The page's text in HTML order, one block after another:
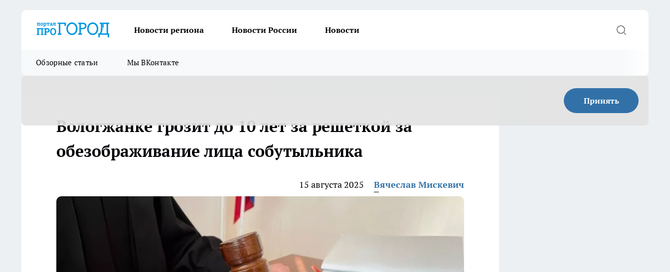
Новости региона Новости России Новости
Обзорные статьи Мы ВКонтакте
Принять
Вологжанке грозит до 10 лет за решеткой за
обезображивание лица собутыльника
15 августа 2025 Вячеслав Мискевич